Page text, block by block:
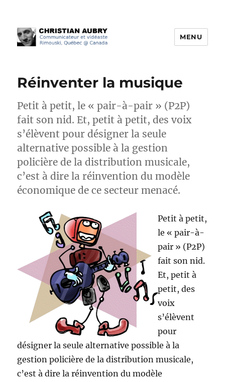
MENU
Réinventer la musique
Petit à petit, le « pair-à-pair » (P2P)
fait son nid. Et, petit à petit, des voix
s’élèvent pour désigner la seule
alternative possible à la gestion
policière de la distribution musicale,
c’est à dire la réinvention du modèle
économique de ce secteur menacé.
Petit à petit,
le « pair-à-
pair » (P2P)
fait son nid.
Et, petit à
petit, des
voix
s’élèvent
pour
désigner la seule alternative possible à la
gestion policière de la distribution musicale,
c’est à dire la réinvention du modèle